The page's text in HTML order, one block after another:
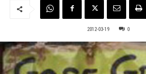
2012-03-19 0